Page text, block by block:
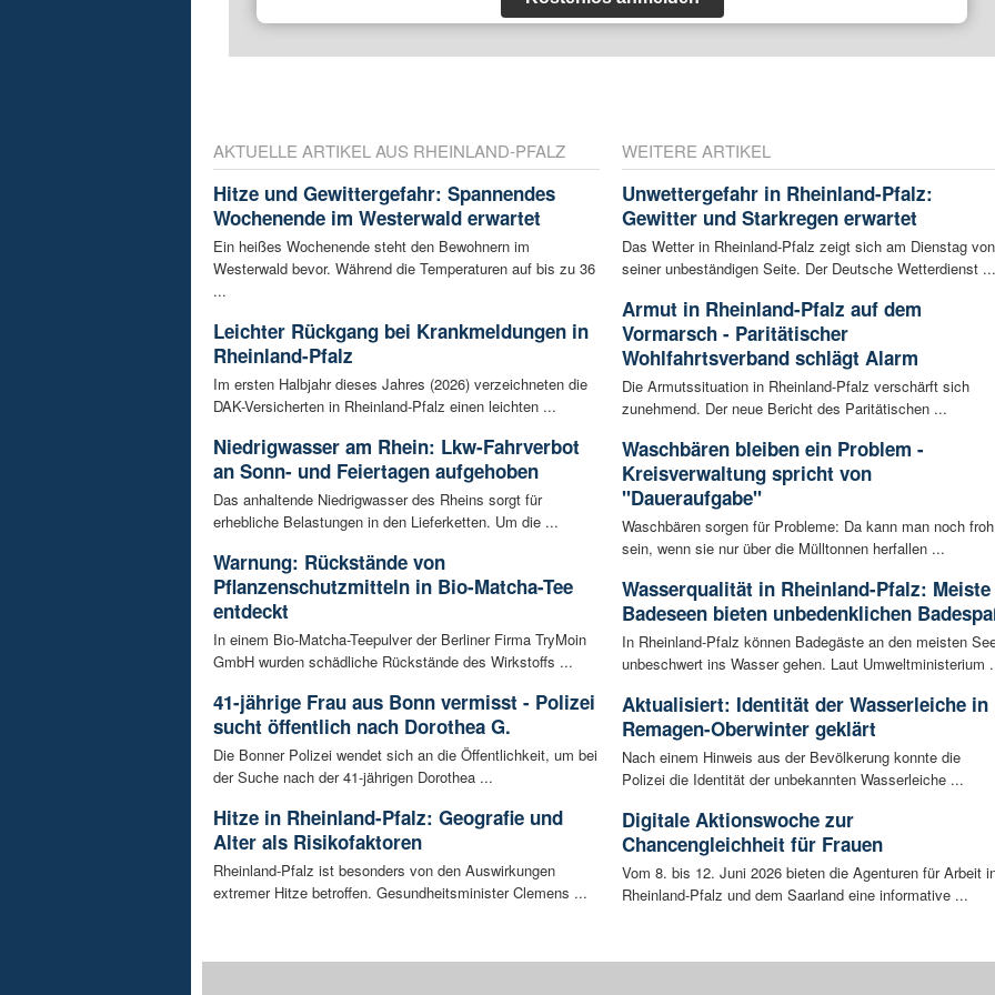
AKTUELLE ARTIKEL AUS RHEINLAND-PFALZ
Hitze und Gewittergefahr: Spannendes
Wochenende im Westerwald erwartet
Ein heißes Wochenende steht den Bewohnern im
Westerwald bevor. Während die Temperaturen auf bis zu 36
...
Leichter Rückgang bei Krankmeldungen in
Rheinland-Pfalz
Im ersten Halbjahr dieses Jahres (2026) verzeichneten die
DAK-Versicherten in Rheinland-Pfalz einen leichten ...
Niedrigwasser am Rhein: Lkw-Fahrverbot
an Sonn- und Feiertagen aufgehoben
Das anhaltende Niedrigwasser des Rheins sorgt für
erhebliche Belastungen in den Lieferketten. Um die ...
Warnung: Rückstände von
Pflanzenschutzmitteln in Bio-Matcha-Tee
entdeckt
In einem Bio-Matcha-Teepulver der Berliner Firma TryMoin
GmbH wurden schädliche Rückstände des Wirkstoffs ...
41-jährige Frau aus Bonn vermisst - Polizei
sucht öffentlich nach Dorothea G.
Die Bonner Polizei wendet sich an die Öffentlichkeit, um bei
der Suche nach der 41-jährigen Dorothea ...
Hitze in Rheinland-Pfalz: Geografie und
Alter als Risikofaktoren
Rheinland-Pfalz ist besonders von den Auswirkungen
extremer Hitze betroffen. Gesundheitsminister Clemens ...
WEITERE ARTIKEL
Unwettergefahr in Rheinland-Pfalz:
Gewitter und Starkregen erwartet
Das Wetter in Rheinland-Pfalz zeigt sich am Dienstag von
seiner unbeständigen Seite. Der Deutsche Wetterdienst ...
Armut in Rheinland-Pfalz auf dem
Vormarsch - Paritätischer
Wohlfahrtsverband schlägt Alarm
Die Armutssituation in Rheinland-Pfalz verschärft sich
zunehmend. Der neue Bericht des Paritätischen ...
Waschbären bleiben ein Problem -
Kreisverwaltung spricht von
"Daueraufgabe"
Waschbären sorgen für Probleme: Da kann man noch froh
sein, wenn sie nur über die Mülltonnen herfallen ...
Wasserqualität in Rheinland-Pfalz: Meiste
Badeseen bieten unbedenklichen
In Rheinland-Pfalz können Badegäste an den meisten
unbeschwert ins Wasser gehen. Laut Umweltministerium
Aktualisiert: Identität der Wasserleiche in
Remagen-Oberwinter geklärt
Nach einem Hinweis aus der Bevölkerung konnte die
Polizei die Identität der unbekannten Wasserleiche ...
Digitale Aktionswoche zur
Chancengleichheit für Frauen
Vom 8. bis 12. Juni 2026 bieten die Agenturen für Arbeit
Rheinland-Pfalz und dem Saarland eine informative ...